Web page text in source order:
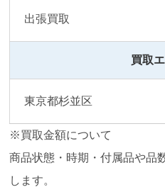
出張買取
買取
東京都杉並区
※買取金額について
商品状態・時期・付属品や品
します。